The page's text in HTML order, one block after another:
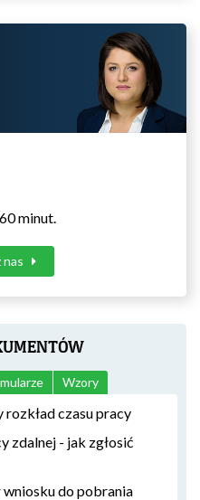
minut.
nas
Wzory
czasu pracy
zdalnej - jak zgłosić
wniosku do pobrania